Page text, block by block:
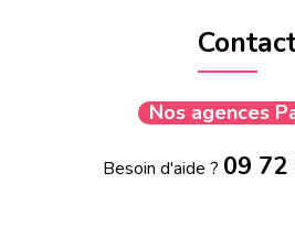
Nos agences
Besoin d'aide ? 09 72